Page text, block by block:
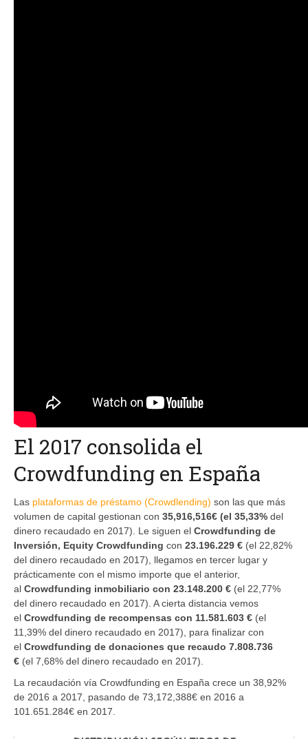
El 2017 consolida el
Crowdfunding en España
Las plataformas de préstamo (Crowdlending) son las que más
volumen de capital gestionan con 35,916,516€ (el 35,33% del
dinero recaudado en 2017). Le siguen el Crowdfunding de
Inversión, Equity Crowdfunding con 23.196.229 € (el 22,82%
del dinero recaudado en 2017), llegamos en tercer lugar y
prácticamente con el mismo importe que el anterior,
al Crowdfunding inmobiliario con 23.148.200 € (el 22,77%
del dinero recaudado en 2017). A cierta distancia vemos
el Crowdfunding de recompensas con 11.581.603 € (el
11,39% del dinero recaudado en 2017), para finalizar con
el Crowdfunding de donaciones que recaudo 7.808.736
€ (el 7,68% del dinero recaudado en 2017).
La recaudación vía Crowdfunding en España crece un 38,92%
de 2016 a 2017, pasando de 73,172,388€ en 2016 a
101.651.284€ en 2017.